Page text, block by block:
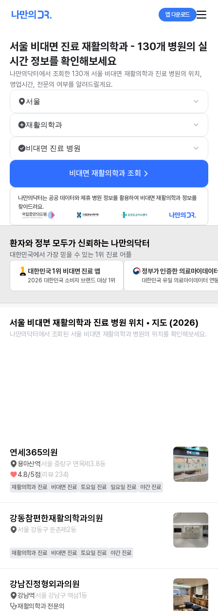
앱 다운로드
서울 비대면 진료 재활의학과 - 130개 병원의 실
시간 정보를 확인해보세요
나만의닥터에서 조회한 130개 서울 비대면 재활의학과 진료 병원의 위치,
영업시간, 전문의 여부를 알려드릴게요.
서울
재활의학과
비대면 진료 병원
비대면 재활의학과 조회
나만의닥터는 공공 데이터와 제휴 병원 정보를 활용하여 비대면 재활의학과 정보를
찾아드려요.
환자와 정부 모두가 신뢰하는 나만의닥터
대한민국에서 가장 믿을 수 있는 1위 진료 어플
대한민국 1위 비대면 진료 앱
2026 대한민국 소비자 브랜드 대상 1위
정부가 인증한 의료마이데이
대한민국 유일 의료마이데이터 연
서울 비대면 재활의학과 진료 병원 위치 • 지도 (2026)
나만의닥터에서 조회된 서울 비대면 재활의학과 병원의 위치를 확인해보세요.
연세365의원
용마산역서울 중랑구 면목제3.8동
4.8/5점(리뷰 234)
재활의학과 진료 비대면 진료 토요일 진료 일요일 진료 야간 진료
강동참편한재활의학과의원
서울 강동구 둔촌제2동
재활의학과 진료 비대면 진료 토요일 진료 야간 진료
강남진정형외과의원
강남역서울 강남구 역삼1동
재활의학과전문의